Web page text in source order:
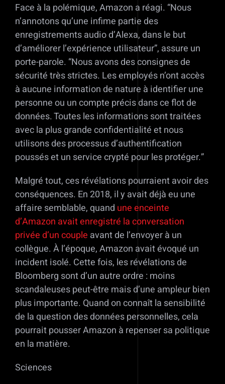
Face à la polémique, Amazon a réagi. “Nous
n’annotons qu’une infime partie des
enregistrements audio d’Alexa, dans le but
d’améliorer l’expérience utilisateur”, assure un
porte-parole. “Nous avons des consignes de
sécurité très strictes. Les employés n’ont accès
à aucune information de nature à identifier une
personne ou un compte précis dans ce flot de
données. Toutes les informations sont traitées
avec la plus grande confidentialité et nous
utilisons des processus d’authentification
poussés et un service crypté pour les protéger.”
Malgré tout, ces révélations pourraient avoir des
conséquences. En 2018, il y avait déjà eu une
affaire semblable, quand une enceinte
d’Amazon avait enregistré la conversation
privée d’un couple avant de l’envoyer à un
collègue. À l’époque, Amazon avait évoqué un
incident isolé. Cette fois, les révélations de
Bloomberg sont d’un autre ordre : moins
scandaleuses peut-être mais d’une ampleur bien
plus importante. Quand on connaît la sensibilité
de la question des données personnelles, cela
pourrait pousser Amazon à repenser sa politique
en la matière.
Sciences